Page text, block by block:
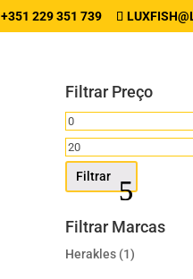
+351 229 351 739
Filtrar Preço
Preço
mínimo
Preço
máximo
Filtrar
Filtrar Marcas
Herakles (1)